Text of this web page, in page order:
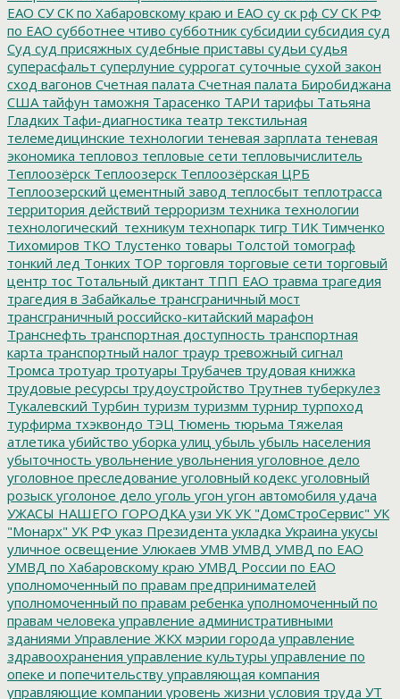
ЕАО СУ СК по Хабаровскому краю и ЕАО су ск рф СУ СК РФ
по ЕАО субботнее чтиво субботник субсидии субсидия суд
Суд суд присяжных судебные приставы судьи судья
суперасфальт суперлуние суррогат суточные сухой закон
сход вагонов Счетная палата Счетная палата Биробиджана
США тайфун таможня Тарасенко ТАРИ тарифы Татьяна
Гладких Тафи-диагностика театр текстильная
телемедицинские технологии теневая зарплата теневая
экономика тепловоз тепловые сети тепловычислитель
Теплоозёрск Теплоозерск Теплоозёрская ЦРБ
Теплоозерский цементный завод теплосбыт теплотрасса
территория действий терроризм техника технологии
технологический_техникум технопарк тигр ТИК Тимченко
Тихомиров ТКО Тлустенко товары Толстой томограф
тонкий лед Тонких ТОР торговля торговые сети торговый
центр тос Тотальный диктант ТПП ЕАО травма трагедия
трагедия в Забайкалье трансграничный мост
трансграничный российско-китайский марафон
Транснефть транспортная доступность транспортная
карта транспортный налог траур тревожный сигнал
Тромса тротуар тротуары Трубачев трудовая книжка
трудовые ресурсы трудоустройство Трутнев туберкулез
Тукалевский Турбин туризм туризмм турнир турпоход
турфирма тхэквондо ТЭЦ Тюмень тюрьма Тяжелая
атлетика убийство уборка улиц убыль убыль населения
убыточность увольнение увольнения уголовное дело
уголовное преследование уголовный кодекс уголовный
розыск уголоное дело уголь угон угон автомобиля удача
УЖАСЫ НАШЕГО ГОРОДКА узи УК УК "ДомСтроСервис" УК
"Монарх" УК РФ указ Президента укладка Украина укусы
уличное освещение Улюкаев УМВ УМВД УМВД по ЕАО
УМВД по Хабаровскому краю УМВД России по ЕАО
уполномоченный по правам предпринимателей
уполномоченный по правам ребенка уполномоченный по
правам человека управление административными
зданиями Управление ЖКХ мэрии города управление
здравоохранения управление культуры управление по
опеке и попечительству управляющая компания
управляющие компании уровень жизни условия труда УТ